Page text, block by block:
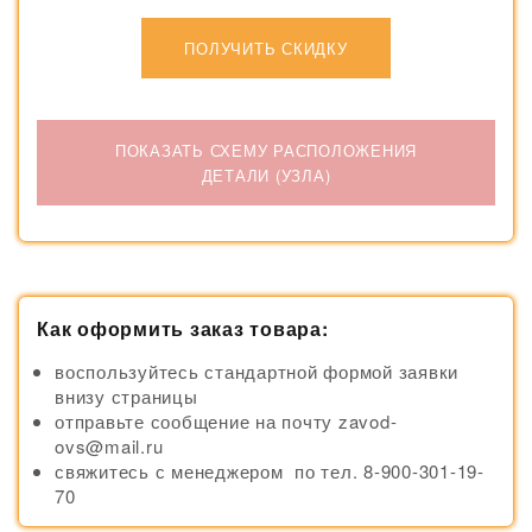
ПОЛУЧИТЬ СКИДКУ
ПОКАЗАТЬ СХЕМУ РАСПОЛОЖЕНИЯ
ДЕТАЛИ (УЗЛА)
Как оформить заказ товара:
воспользуйтесь стандартной формой заявки
внизу страницы
отправьте сообщение на почту zavod-
ovs@mail.ru
свяжитесь с менеджером по тел. 8-900-301-19-
70